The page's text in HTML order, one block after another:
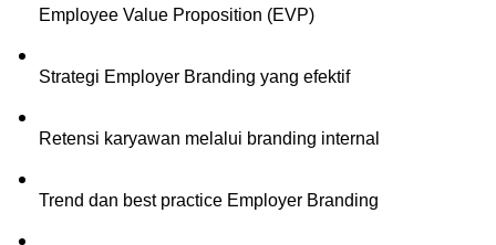
Employee Value Proposition (EVP)
Strategi Employer Branding yang efektif
Retensi karyawan melalui branding internal
Trend dan best practice Employer Branding